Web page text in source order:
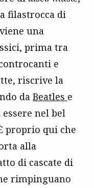
filastrocca di
viene una
prima tra
e
riscrive la
da Beatles e
nel bel
proprio qui che
alla
di cascate di
rimpinguano